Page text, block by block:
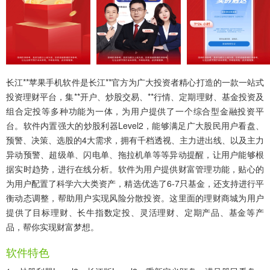
长江**苹果手机软件是长江**官方为广大投资者精心打造的一款一站式
投资理财平台，集**开户、炒股交易、**行情、定期理财、基金投资及
组合定投等多种功能为一体，为用户提供了一个综合型金融投资平
台。软件内置强大的炒股利器Level2，能够满足广大股民用户看盘、
预警、决策、选股的4大需求，拥有千档透视、主力进出线、以及主力
异动预警、超级单、闪电单、拖拉机单等等异动提醒，让用户能够根
据实时趋势，进行在线分析。软件为用户提供财富管理功能，贴心的
为用户配置了科学六大类资产，精选优选了6-7只基金，还支持进行平
衡动态调整，帮助用户实现风险分散投资。这里面的理财商城为用户
提供了目标理财、长牛指数定投、灵活理财、定期产品、基金等产
品，帮你实现财富梦想。
软件特色